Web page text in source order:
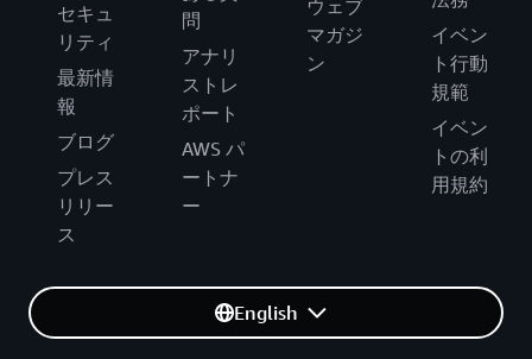
セキュ
リティ
最新情
報
ブログ
プレス
リリー
ス
問
アナリ
ストレ
ポート
AWS パ
ートナ
ー
ウェブ
マガジ
ン
イベン
ト行動
規範
イベン
トの利
用規約
English